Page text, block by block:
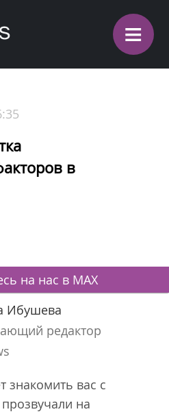
≡
в
на нас в MAX
Ибушева
редактор
знакомить вас с
на